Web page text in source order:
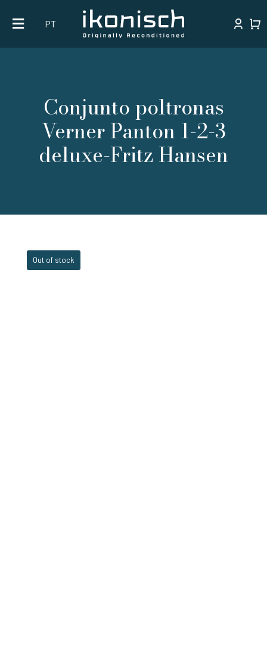
content
PT
Conjunto poltronas
Verner Panton 1-2-3
deluxe-Fritz Hansen
Out of stock